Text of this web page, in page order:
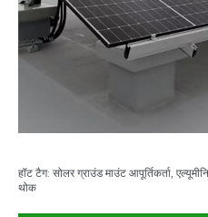
हॉट टैग: सोलर ग्राउंड माउंट आपूर्तिकर्ता,
थोक